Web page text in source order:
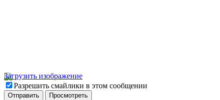
Загрузить изображение
Разрешить смайлики в этом сообщении